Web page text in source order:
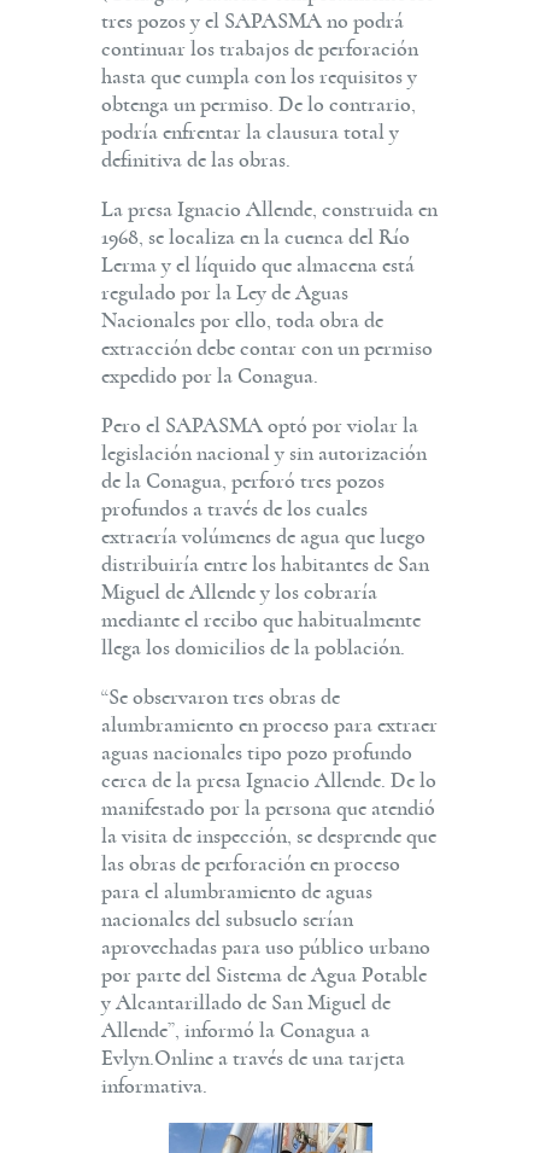
tres pozos y el SAPASMA no podrá
continuar los trabajos de perforación
hasta que cumpla con los requisitos y
obtenga un permiso. De lo contrario,
podría enfrentar la clausura total y
definitiva de las obras.
La presa Ignacio Allende, construida en
1968, se localiza en la cuenca del Río
Lerma y el líquido que almacena está
regulado por la Ley de Aguas
Nacionales por ello, toda obra de
extracción debe contar con un permiso
expedido por la Conagua.
Pero el SAPASMA optó por violar la
legislación nacional y sin autorización
de la Conagua, perforó tres pozos
profundos a través de los cuales
extraería volúmenes de agua que luego
distribuiría entre los habitantes de San
Miguel de Allende y los cobraría
mediante el recibo que habitualmente
llega los domicilios de la población.
“Se observaron tres obras de
alumbramiento en proceso para extraer
aguas nacionales tipo pozo profundo
cerca de la presa Ignacio Allende. De lo
manifestado por la persona que atendió
la visita de inspección, se desprende que
las obras de perforación en proceso
para el alumbramiento de aguas
nacionales del subsuelo serían
aprovechadas para uso público urbano
por parte del Sistema de Agua Potable
y Alcantarillado de San Miguel de
Allende”, informó la Conagua a
Evlyn.Online a través de una tarjeta
informativa.